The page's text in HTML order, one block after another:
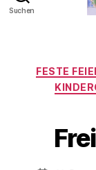
Suchen
FESTE